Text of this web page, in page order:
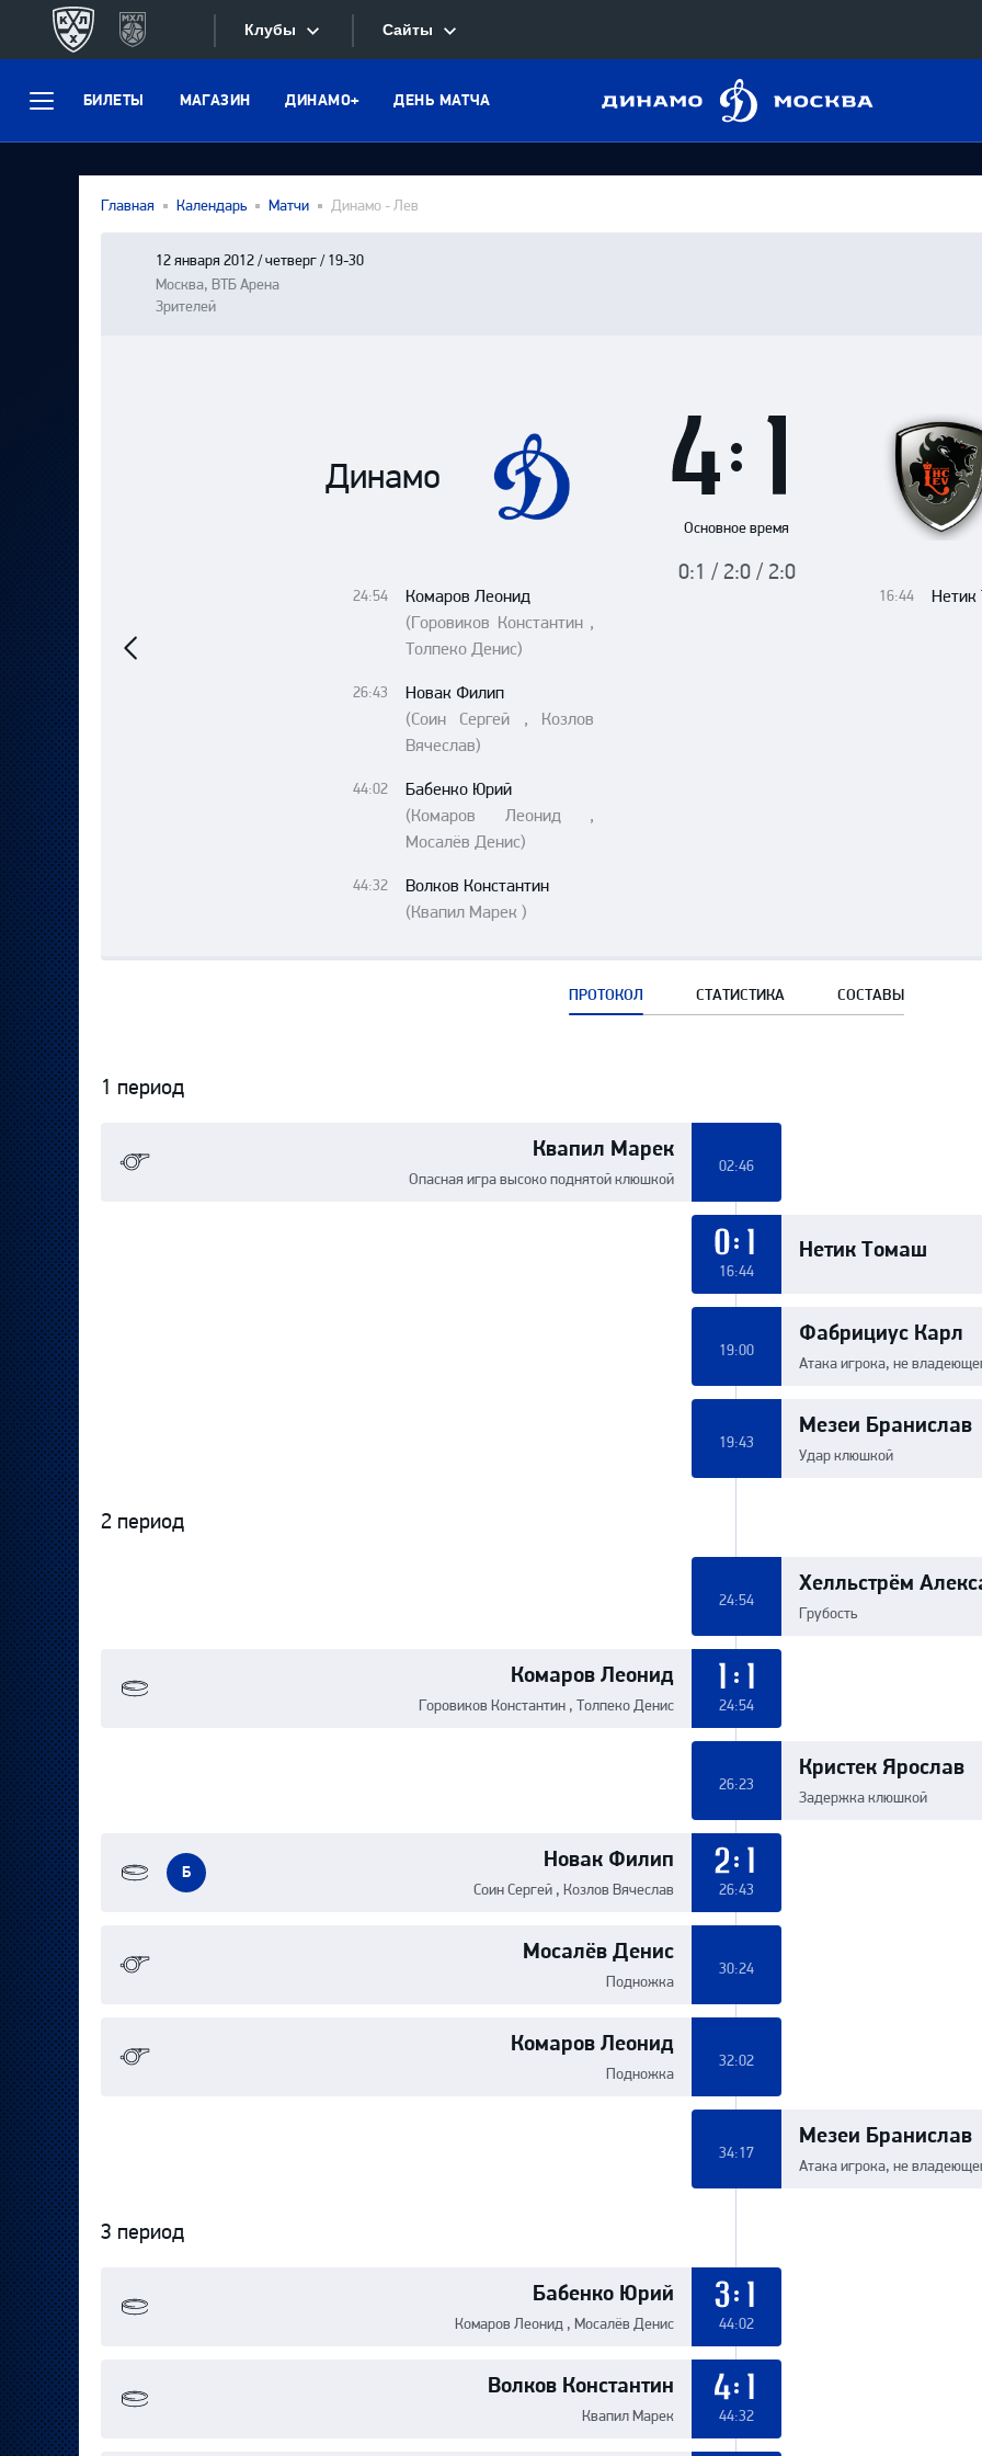
Клубы
Конференция «Запад»
Спартак
Динамо М
Шанхайские Драконы
Конференция «Восток»
Адмирал
Амур
Сайты
Приложение КХЛ
БИЛЕТЫ МАГАЗИН ДИНАМО+ ДЕНЬ МАТЧА
Динамо
Главная Календарь Матчи Динамо - Лев
12 января 2012 / четверг / 19-30
Москва, ВТБ Арена
Зрителей
матча
1
Основное время
0:1 / 2:0 / 2:0
Динамо
24:54
Комаров Леонид
(Горовиков Константин ,
Толпеко Денис)
26:43
Новак Филип
(Соин Сергей , Козлов
Вячеслав)
44:02
Бабенко Юрий
(Комаров Леонид ,
Мосалёв Денис)
44:32
Волков Константин
(Квапил Марек )
16:44
матч
ПРОТОКОЛ СТАТИСТИКА СОСТАВЫ
Протокол
1 период
Квапил Марек
Опасная игра высоко поднятой клюшкой
02:46
Нетик Томаш
0:1
16:44
Фабрициус Карл
Атака игрока, не
19:00
Мезеи Бранислав
Удар клюшкой
19:43
2 период
Хелльстрём
Грубость
24:54
Комаров Леонид
Горовиков Константин , Толпеко Денис
1:1
24:54
Кристек Ярослав
Задержка клюшкой
26:23
Новак Филип
Соин Сергей , Козлов Вячеслав
2:1
26:43
Б
Мосалёв Денис
Подножка
30:24
Комаров Леонид
Подножка
32:02
Мезеи Бранислав
Атака игрока, не
34:17
3 период
Бабенко Юрий
Комаров Леонид , Мосалёв Денис
3:1
44:02
Волков Константин
Квапил Марек
4:1
44:32